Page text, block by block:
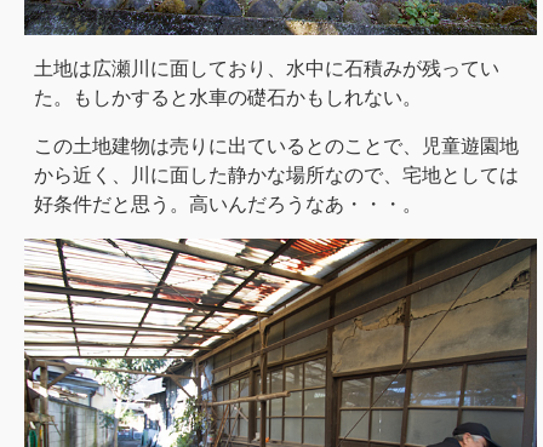
土地は広瀬川に面しており、水中に石積みが残ってい
た。もしかすると水車の礎石かもしれない。
この土地建物は売りに出ているとのことで、児童遊園地
から近く、川に面した静かな場所なので、宅地としては
好条件だと思う。高いんだろうなあ・・・。